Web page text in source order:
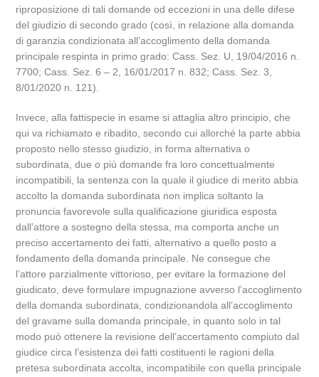
riproposizione di tali domande od eccezioni in una delle difese
del giudizio di secondo grado (così, in relazione alla domanda
di garanzia condizionata all’accoglimento della domanda
principale respinta in primo grado: Cass. Sez. U, 19/04/2016 n.
7700; Cass. Sez. 6 – 2, 16/01/2017 n. 832; Cass. Sez. 3,
8/01/2020 n. 121).
Invece, alla fattispecie in esame si attaglia altro principio, che
qui va richiamato e ribadito, secondo cui allorché la parte abbia
proposto nello stesso giudizio, in forma alternativa o
subordinata, due o più domande fra loro concettualmente
incompatibili, la sentenza con la quale il giudice di merito abbia
accolto la domanda subordinata non implica soltanto la
pronuncia favorevole sulla qualificazione giuridica esposta
dall’attore a sostegno della stessa, ma comporta anche un
preciso accertamento dei fatti, alternativo a quello posto a
fondamento della domanda principale. Ne consegue che
l’attore parzialmente vittorioso, per evitare la formazione del
giudicato, deve formulare impugnazione avverso l’accoglimento
della domanda subordinata, condizionandola all’accoglimento
del gravame sulla domanda principale, in quanto solo in tal
modo può ottenere la revisione dell’accertamento compiuto dal
giudice circa l’esistenza dei fatti costituenti le ragioni della
pretesa subordinata accolta, incompatibile con quella principale